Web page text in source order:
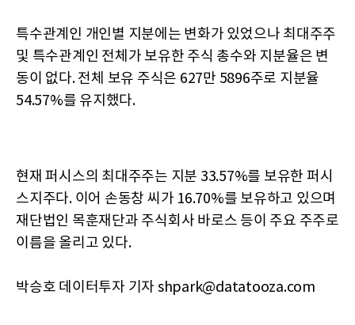
특수관계인 개인별 지분에는 변화가 있었으나 최대주주
및 특수관계인 전체가 보유한 주식 총수와 지분율은 변
동이 없다. 전체 보유 주식은 627만 5896주로 지분율
54.57%를 유지했다.
현재 퍼시스의 최대주주는 지분 33.57%를 보유한 퍼시
스지주다. 이어 손동창 씨가 16.70%를 보유하고 있으며
재단법인 목훈재단과 주식회사 바로스 등이 주요 주주로
이름을 올리고 있다.
박승호 데이터투자 기자 shpark@datatooza.com